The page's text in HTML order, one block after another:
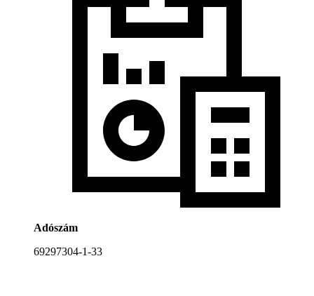
Adószám
69297304-1-33